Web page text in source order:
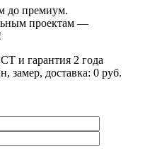
до премиум.
проектам —
и гарантия 2 года
замер, доставка: 0 руб.